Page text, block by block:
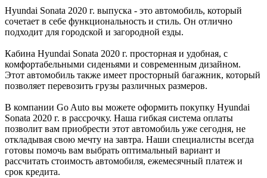
Hyundai Sonata 2020 г. выпуска - это автомобиль, который
сочетает в себе функциональность и стиль. Он отлично
подходит для городской и загородной езды.
Кабина Hyundai Sonata 2020 г. просторная и удобная, с
комфортабельными сиденьями и современным дизайном.
Этот автомобиль также имеет просторный багажник, который
позволяет перевозить грузы различных размеров.
В компании Go Auto вы можете оформить покупку Hyundai
Sonata 2020 г. в рассрочку. Наша гибкая система оплаты
позволит вам приобрести этот автомобиль уже сегодня, не
откладывая свою мечту на завтра. Наши специалисты всегда
готовы помочь вам выбрать оптимальный вариант и
рассчитать стоимость автомобиля, ежемесячный платеж и
срок кредита.